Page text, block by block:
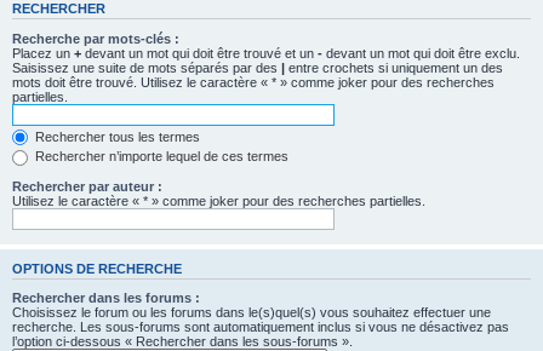
RECHERCHER
Recherche par mots-clés :
Placez un + devant un mot qui doit être trouvé et un - devant un mot qui doit être exclu.
Saisissez une suite de mots séparés par des | entre crochets si uniquement un des
mots doit être trouvé. Utilisez le caractère « * » comme joker pour des recherches
partielles.
Rechercher tous les termes
Rechercher n’importe lequel de ces termes
Rechercher par auteur :
Utilisez le caractère « * » comme joker pour des recherches partielles.
OPTIONS DE RECHERCHE
Rechercher dans les forums :
Choisissez le forum ou les forums dans le(s)quel(s) vous souhaitez effectuer une
recherche. Les sous-forums sont automatiquement inclus si vous ne désactivez pas
l’option ci-dessous « Rechercher dans les sous-forums ».